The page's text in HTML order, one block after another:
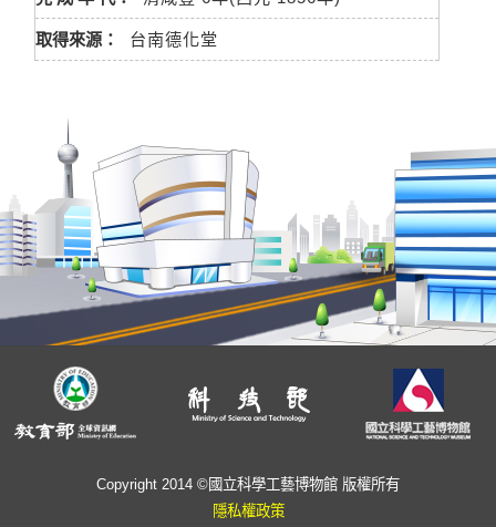
取得來源： 台南德化堂
Copyright 2014 ©國立科學工藝博物館 版權所有
隱私權政策